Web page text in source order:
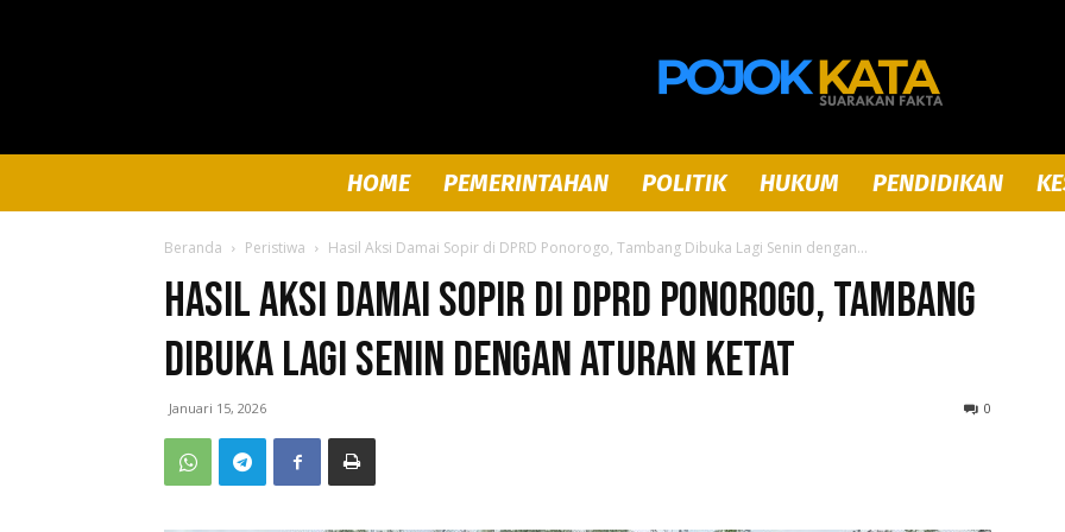
Pojok
HOME PEMERINTAHAN POLITIK HUKUM PENDIDIKAN
Beranda Peristiwa Hasil Aksi Damai Sopir di DPRD Ponorogo, Tambang Dibuka Lagi Senin dengan...
Hasil Aksi Damai Sopir di DPRD Ponorogo, Tambang
Dibuka Lagi Senin dengan Aturan Ketat
Januari 15, 2026 0